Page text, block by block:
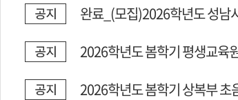
2026학년도 봄학기 평생교육
2026학년도 봄학기 상복부 초